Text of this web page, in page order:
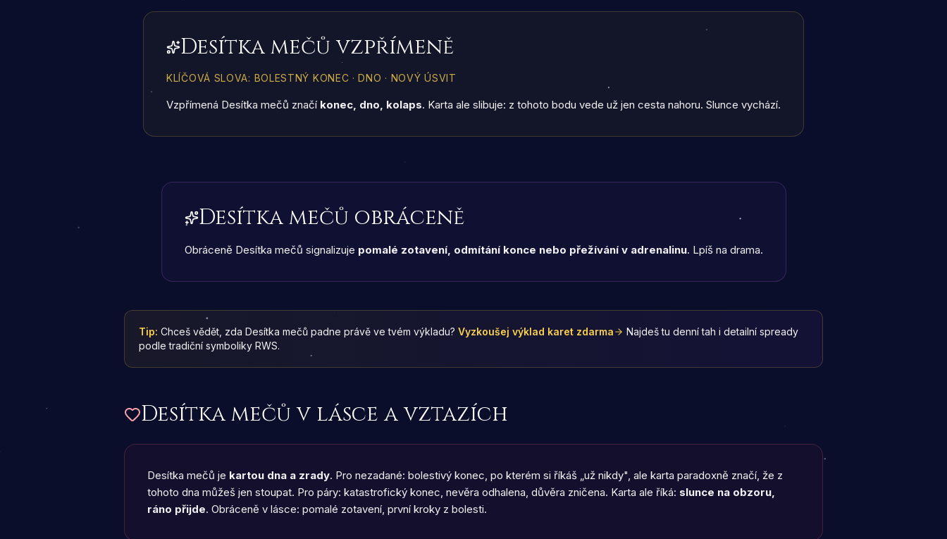
Desítka mečů vzpřímeně
KLÍČOVÁ SLOVA: BOLESTNÝ KONEC · DNO · NOVÝ ÚSVIT
Vzpřímená Desítka mečů značí konec, dno, kolaps. Karta ale slibuje: z tohoto bodu vede už jen cesta nahoru. Slunce vychází.
Desítka mečů obráceně
Obráceně Desítka mečů signalizuje pomalé zotavení, odmítání konce nebo přežívání v adrenalinu. Lpíš na drama.
Tip: Chceš vědět, zda Desítka mečů padne právě ve tvém výkladu? Vyzkoušej výklad karet zdarma
Najdeš tu denní tah i detailní spready
podle tradiční symboliky RWS.
Desítka mečů v lásce a vztazích
Desítka mečů je kartou dna a zrady. Pro nezadané: bolestivý konec, po kterém si říkáš „už nikdy", ale karta paradoxně značí, že z
tohoto dna můžeš jen stoupat. Pro páry: katastrofický konec, nevěra odhalena, důvěra zničena. Karta ale říká: slunce na obzoru,
ráno přijde. Obráceně v lásce: pomalé zotavení, první kroky z bolesti.